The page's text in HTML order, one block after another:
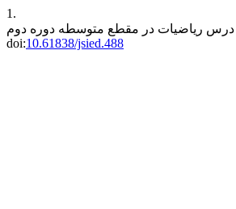
1.
doi:10.61838/jsied.488